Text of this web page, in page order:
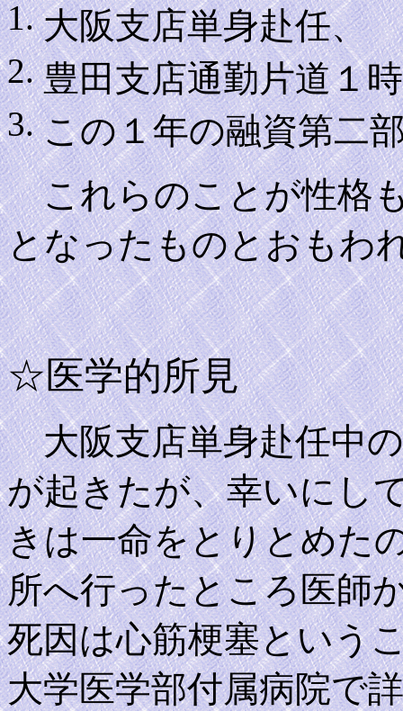
大阪支店単身赴任、
豊田支店通勤片道１
この１年の融資第二
これらのことが性格
となったものとおもわ
☆医学的所見
大阪支店単身赴任中の
が起きたが、幸いにし
きは一命をとりとめた
所へ行ったところ医師
死因は心筋梗塞という
大学医学部付属病院で